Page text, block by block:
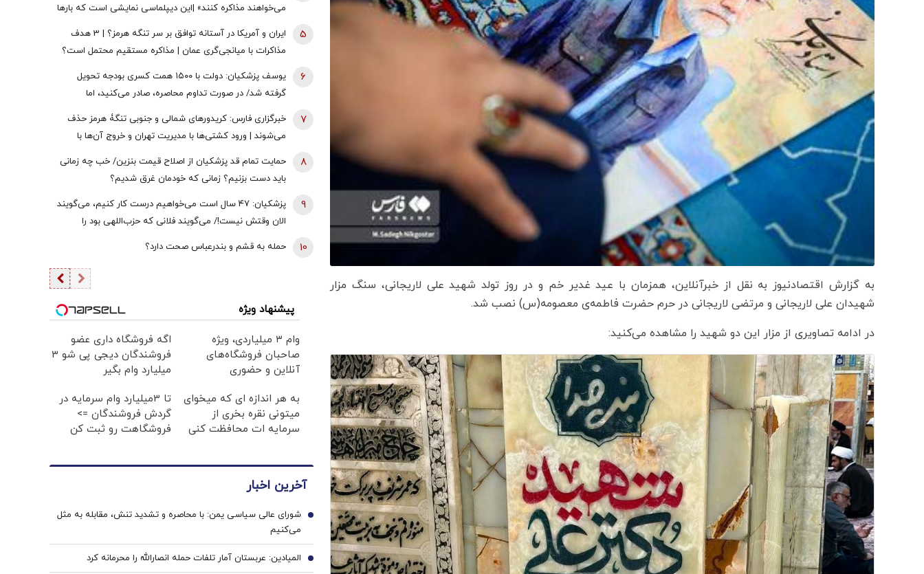
به گزارش اقتصادنیوز به نقل از خبرآنلاین، همزمان با عید غدیر خم و در روز تولد شهید علی لاریجانی، سنگ مزار
شهیدان علی لاریجانی و مرتضی لاریجانی در حرم حضرت فاطمه‌ی معصومه(س) نصب شد.
در ادامه تصاویری از مزار این دو شهید را مشاهده می‌کنید:
می‌خواهند مذاکره کنند» |این دیپلماسی نمایشی است که بارها
ایران و آمریکا در آستانه توافق بر سر تنگه هرمز؟ | 3 هدف
مذاکرات با میانجی‌گری عمان | مذاکره مستقیم محتمل است؟
5
یوسف پزشکیان: دولت با ۱۵۰۰ همت کسری بودجه تحویل
گرفته شد/ در صورت تداوم محاصره، صادر می‌کنید، اما
نمی‌توانید واردات انجام دهید
6
خبرگزاری فارس: کریدورهای شمالی و جنوبی تنگۀ هرمز حذف
می‌شوند | ورود کشتی‌ها با مدیریت تهران و خروج آن‌ها با
تنگه در قالب بهای خدمات است
7
حمایت تمام قد پزشکیان از اصلاح قیمت بنزین/ خب چه زمانی
باید دست بزنیم؟ زمانی که خودمان غرق شدیم؟
8
پزشکیان: ۴۷ سال است می‌خواهیم درست کار کنیم، می‌گویند
الان وقتش نیست!/ می‌گویند فلانی که حزب‌اللهی بود را
9
حمله به قشم و بندرعباس صحت دارد؟ 10
پیشنهاد ویژه
وام ۳ میلیاردی، ویژه
صاحبان فروشگاه‌های
آنلاین و حضوری
اگه فروشگاه داری عضو
فروشندگان دیجی پی شو 3
میلیارد وام بگیر
به هر اندازه ای که میخوای
میتونی نقره بخری از
سرمایه ات محافظت کنی
تا 3میلیارد وام سرمایه در
گردش فروشندگان =>
فروشگاهت رو ثبت کن
آخرین اخبار
شورای عالی سیاسی یمن: با محاصره و تشدید تنش، مقابله به مثل
می‌کنیم
1
المیادین: عربستان آمار تلفات حمله انصارالله را محرمانه کرد 2